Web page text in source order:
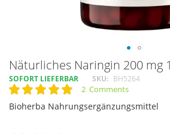
Näturliches Naringin 200 mg
SOFORT LIEFERBAR SKU BH5264
Rating: 2 Comments
Bioherba Nahrungsergänzungsmittel
Skip
to
the
beginning
of